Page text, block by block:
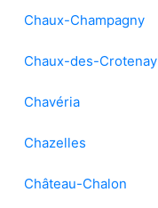
Chaux-Champagny
Chaux-des-Crotenay
Chavéria
Chazelles
Château-Chalon